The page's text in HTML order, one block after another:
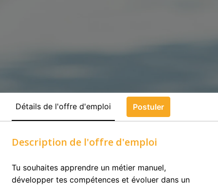
Détails de l'offre d'emploi Postuler
Description de l'offre d'emploi
Tu souhaites apprendre un métier manuel,
développer tes compétences et évoluer dans un